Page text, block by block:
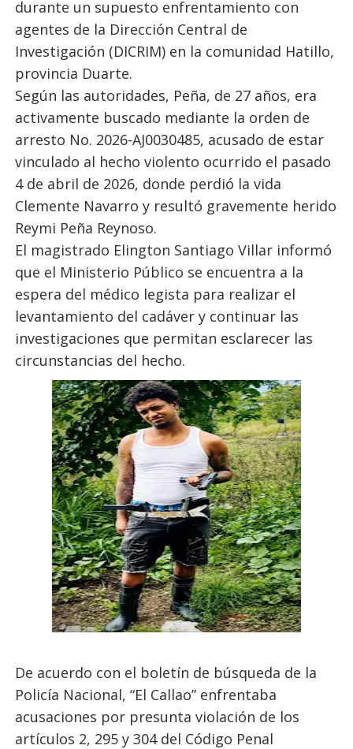
durante un supuesto enfrentamiento con
agentes de la Dirección Central de
Investigación (DICRIM) en la comunidad Hatillo,
provincia Duarte.
Según las autoridades, Peña, de 27 años, era
activamente buscado mediante la orden de
arresto No. 2026-AJ0030485, acusado de estar
vinculado al hecho violento ocurrido el pasado
4 de abril de 2026, donde perdió la vida
Clemente Navarro y resultó gravemente herido
Reymi Peña Reynoso.
El magistrado Elington Santiago Villar informó
que el Ministerio Público se encuentra a la
espera del médico legista para realizar el
levantamiento del cadáver y continuar las
investigaciones que permitan esclarecer las
circunstancias del hecho.
De acuerdo con el boletín de búsqueda de la
Policía Nacional, “El Callao” enfrentaba
acusaciones por presunta violación de los
artículos 2, 295 y 304 del Código Penal